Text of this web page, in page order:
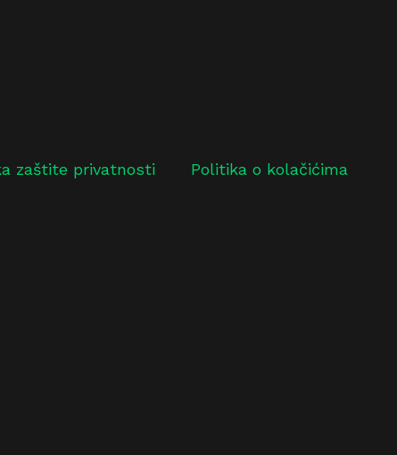
zaštite privatnosti Politika o kolačićima